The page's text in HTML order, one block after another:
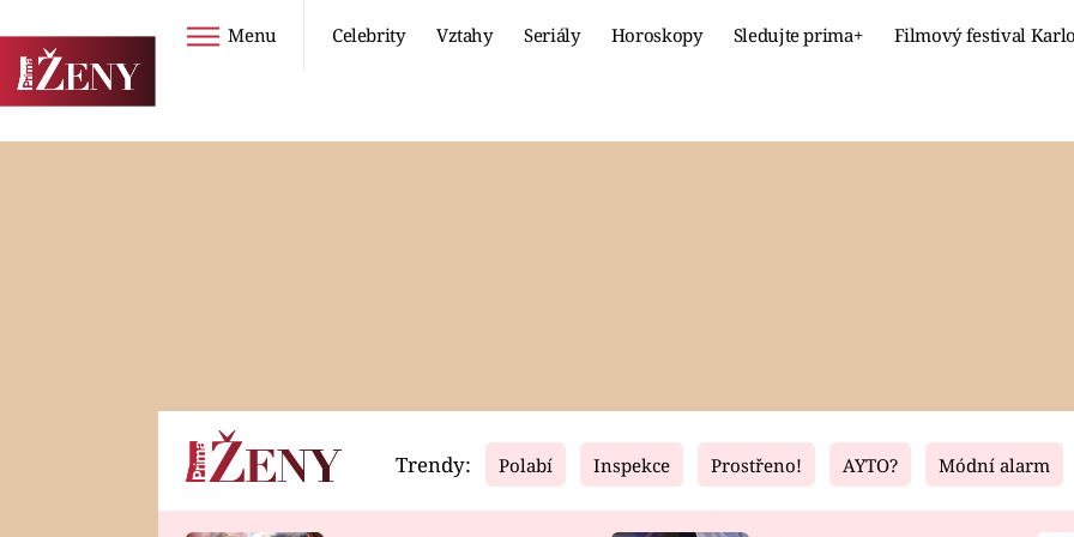
Menu Celebrity Vztahy Seriály Horoskopy Sledujte prima+ Filmový festival
Horoskopy Video Fresh Living
Trendy: Polabí Inspekce Prostřeno! AYTO? Módní alarm